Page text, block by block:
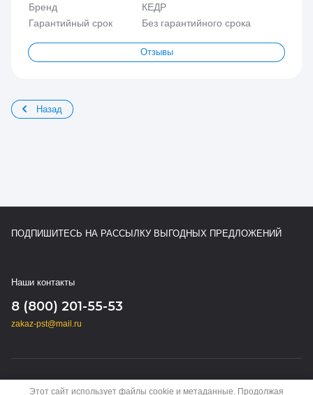
Бренд
КЕДР
Гарантийный срок
Без гарантийного срока
Отзывы
Назад
ПОДПИШИТЕСЬ НА РАССЫЛКУ ВЫГОДНЫХ ПРЕДЛОЖЕНИЙ
Наши контакты
8 (800) 201-55-53
zakaz-pst@mail.ru
Copyright © 2024 - 2026
Этот сайт использует файлы cookie и метаданные. Продолжая